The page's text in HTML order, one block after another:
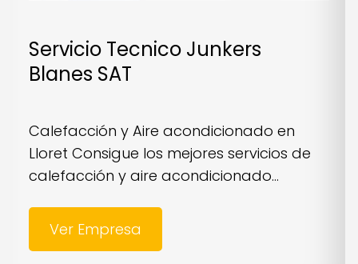
Servicio Tecnico Junkers
Blanes SAT
Calefacción y Aire acondicionado en
Lloret Consigue los mejores servicios de
calefacción y aire acondicionado...
Ver Empresa